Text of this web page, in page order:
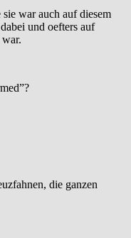
war auch auf diesem
und oefters auf
die ganzen